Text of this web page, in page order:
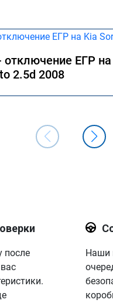
в данном
общем и
отличный
отключение ЕГР
2.5d 2008
после
Наши